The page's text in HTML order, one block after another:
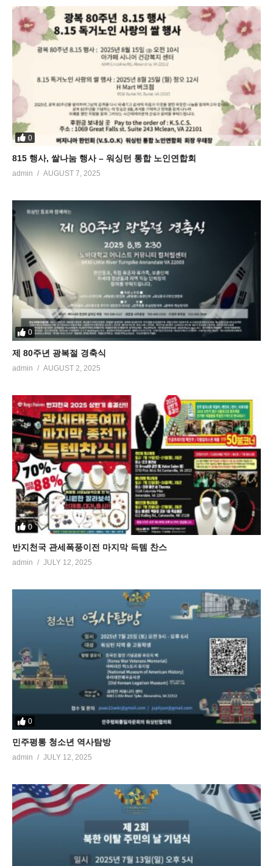
0
815 행사, 쌀나눔 행사 – 워싱턴 통합 노인연합회
admin AUGUST 7, 2025
0
제 80주년 광복절 경축식
admin AUGUST 2, 2025
0
반지천국 관세폭풍이전 마지막 득템 찬스
admin JULY 12, 2025
0
민주평통 청소년 역사탐방
admin JULY 12, 2025